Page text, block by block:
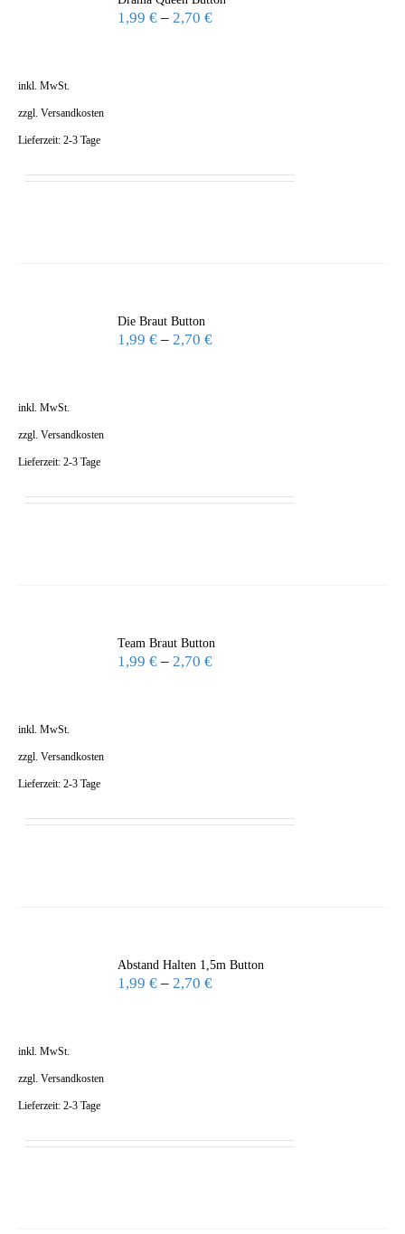
1,99€ –2,70€
inkl. MwSt.
zzgl. Versandkosten
Lieferzeit: 2-3 Tage
Die Braut Button
1,99€ –2,70€
inkl. MwSt.
zzgl. Versandkosten
Lieferzeit: 2-3 Tage
Team Braut Button
1,99€ –2,70€
inkl. MwSt.
zzgl. Versandkosten
Lieferzeit: 2-3 Tage
Abstand Halten 1,5m Button
1,99€ –2,70€
inkl. MwSt.
zzgl. Versandkosten
Lieferzeit: 2-3 Tage